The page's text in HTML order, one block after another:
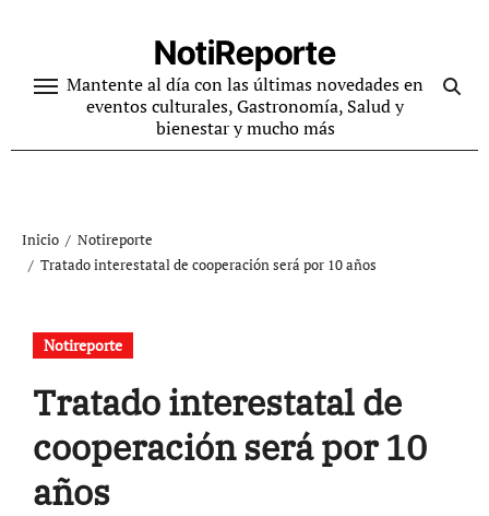
contenido
NotiReporte
Mantente al día con las últimas novedades en
eventos culturales, Gastronomía, Salud y
bienestar y mucho más
Inicio
Notireporte
Tratado interestatal de cooperación será por 10 años
Notireporte
Tratado interestatal de
cooperación será por 10
años